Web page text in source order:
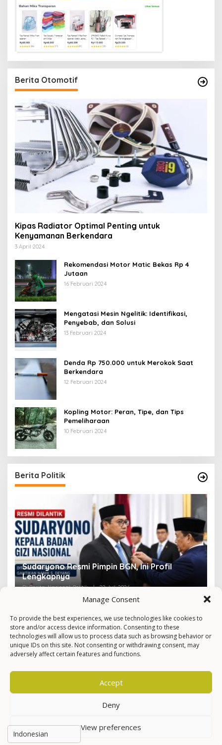
Manage Consent
To provide the best experiences, we use technologies like cookies to
store and/or access device information. Consenting to these
technologies will allow us to process data such as browsing behavior or
unique IDs on this site. Not consenting or withdrawing consent, may
adversely affect certain features and functions.
Accept
Deny
View preferences
Berita Otomotif
Kipas Radiator Optimal Penting untuk
Kenyamanan Berkendara
3 April 2024
Rekomendasi Motor Matic Bekas Rp 4
Jutaan
16 Februari 2024
Mengatasi Mesin Ngelitik: Identifikasi,
Penyebab, dan Solusi
13 Februari 2024
Denda Rp 750.000 untuk Merokok Saat
Berkendara
12 Februari 2024
Kopling Motor: Peran, Tipe, dan Tips
Pemeliharaan
10 Februari 2024
Berita Politik
Sudaryono Resmi Pimpin BGN, Ini Profil
Lengkapnya
Di Berita, Nasional, Politik | 22 Juli 2026 Di
Hak Cipta © Newkarma
Privacy Policy & Terms of Service
Indeks Berita